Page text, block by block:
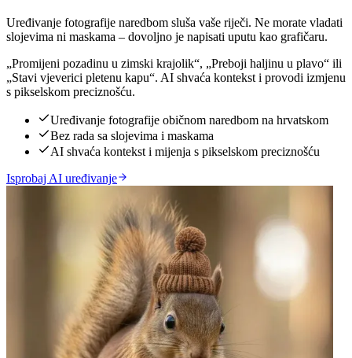
Uređivanje fotografije naredbom sluša vaše riječi. Ne morate vladati
slojevima ni maskama – dovoljno je napisati uputu kao grafičaru.
„Promijeni pozadinu u zimski krajolik“, „Preboji haljinu u plavo“ ili
„Stavi vjeverici pletenu kapu“. AI shvaća kontekst i provodi izmjenu
s pikselskom preciznošću.
Uređivanje fotografije običnom naredbom na hrvatskom
Bez rada sa slojevima i maskama
AI shvaća kontekst i mijenja s pikselskom preciznošću
Isprobaj AI uređivanje